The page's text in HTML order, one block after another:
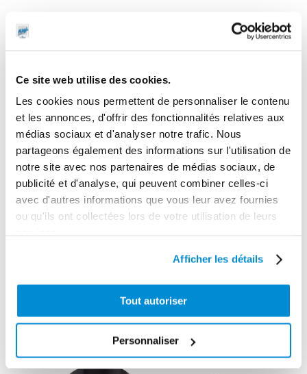
Ce site web utilise des cookies.
Les cookies nous permettent de personnaliser le contenu
et les annonces, d'offrir des fonctionnalités relatives aux
médias sociaux et d'analyser notre trafic. Nous
partageons également des informations sur l'utilisation de
notre site avec nos partenaires de médias sociaux, de
publicité et d'analyse, qui peuvent combiner celles-ci
avec d'autres informations que vous leur avez fournies
ou qu'ils ont collectées lors de votre utilisation de leurs
Afficher les détails
Tout autoriser
Personnaliser
INTERESSER
pour enrouleur
transfert gasoil
24 V – 50 l/min